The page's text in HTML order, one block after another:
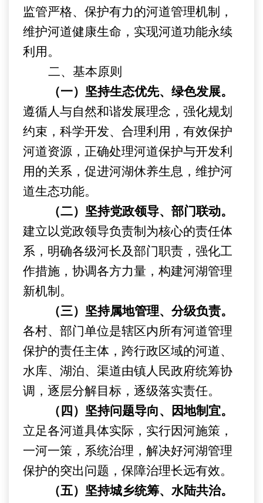
监管严格、保护有力的河道管理机制，
维护河道健康生命，实现河道功能永续
利用。
二、基本原则
（一）坚持生态优先、绿色发展。
遵循人与自然和谐发展理念，强化规划
约束，科学开发、合理利用，有效保护
河道资源， 正确处理河道保护与开发利
用的关系，促进河湖休养生息，维护河
道生态功能。
（二）坚持党政领导、部门联动。
建立以党政领导负责制为核心的责任体
系，明确各级河长及部门职责，强化工
作措施，协调各方力量，构建河湖管理
新机制。
（三）坚持属地管理、分级负责。
各村、部门单位是辖区内所有河道管理
保护的责任主体，跨行政区域的河道、
水库、湖泊、渠道由镇人民政府统筹协
调，逐层分解目标，逐级落实责任。
（四）坚持问题导向、因地制宜。
立足各河道具体实际，实行因河施策，
一河一策，系统治理，解决好河湖管理
保护的突出问题，保障治理长远有效。
（五）坚持城乡统筹、水陆共治。